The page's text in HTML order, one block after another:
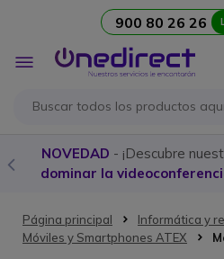
900 80 26 26
Toggle
Nav
NOVEDAD - ¡Descubre
dominar la
Página principal Informática y
Móviles y Smartphones ATEX